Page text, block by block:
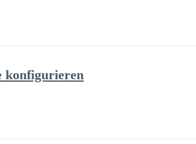
konfigurieren